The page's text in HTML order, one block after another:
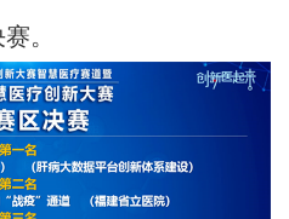
。